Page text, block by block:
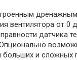
вентилятора
датчика
и сложных